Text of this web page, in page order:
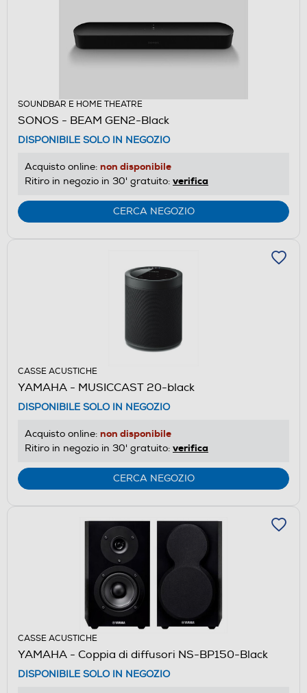
SOUNDBAR E HOME THEATRE
SONOS - BEAM GEN2-Black
DISPONIBILE SOLO IN NEGOZIO
Acquisto online: non disponibile
Ritiro in negozio in 30' gratuito: verifica
CERCA NEGOZIO
CASSE ACUSTICHE
YAMAHA - MUSICCAST 20-black
DISPONIBILE SOLO IN NEGOZIO
Acquisto online: non disponibile
Ritiro in negozio in 30' gratuito: verifica
CERCA NEGOZIO
CASSE ACUSTICHE
YAMAHA - Coppia di diffusori NS-BP150-Black
DISPONIBILE SOLO IN NEGOZIO